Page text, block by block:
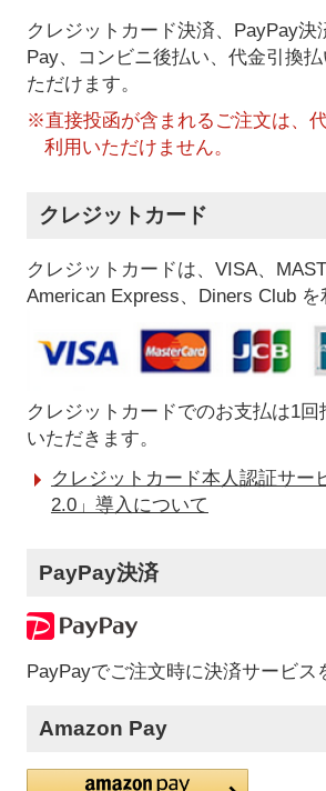
クレジットカード決済、PayPay決
Pay、コンビニ後払い、代金引換払
ただけます。
※直接投函が含まれるご注文は、
利用いただけません。
クレジットカード
クレジットカードは、VISA、
American Express、Diners Club を
クレジットカードでのお支払は1回
いただきます。
クレジットカード本人認証サー
2.0」導入について
PayPay決済
PayPayでご注文時に決済サービス
Amazon Pay